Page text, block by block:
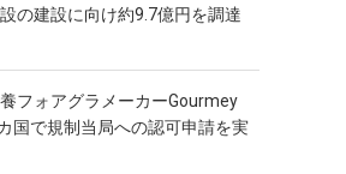
の建設に向け約9.7億円を調達
フォアグラメーカーGourmey
国で規制当局への認可申請を実